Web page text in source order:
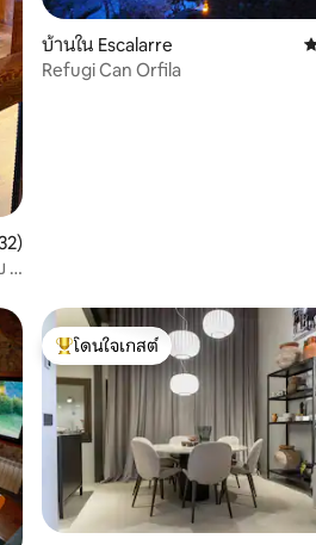
ฉลี่ย 5.0 จาก 5, 32 รีวิว
8
บ้านใน Escalarre
Refugi Can Orfila
โดนใจเกสต์ที่สุด
โดนใจเกสต์